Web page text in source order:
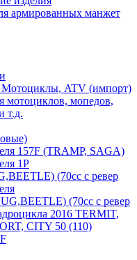
армированных манжет
ATV (импорт)
мотоциклов, мопедов,
т.д.
157F (TRAMP, SAGA)
1P
(70cc с ревер
(70cc с ревер
2016 TERMIT,
CITY 50 (110)